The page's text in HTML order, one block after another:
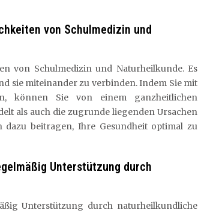
von Schulmedizin und
von Schulmedizin und Naturheilkunde. Es
sie miteinander zu verbinden. Indem Sie mit
können Sie von einem ganzheitlichen
als auch die zugrunde liegenden Ursachen
beitragen, Ihre Gesundheit optimal zu
Unterstützung durch
Unterstützung durch naturheilkundliche